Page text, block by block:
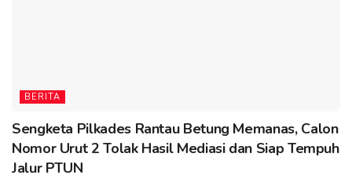
BERITA
Sengketa Pilkades Rantau Betung Memanas, Calon
Nomor Urut 2 Tolak Hasil Mediasi dan Siap Tempuh
Jalur PTUN